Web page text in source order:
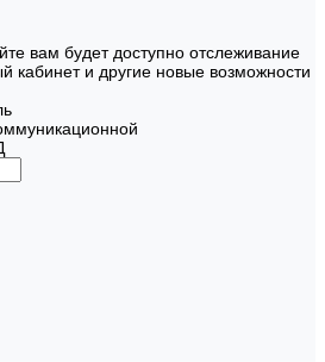
вам будет доступно отслеживание
кабинет и другие новые возможности